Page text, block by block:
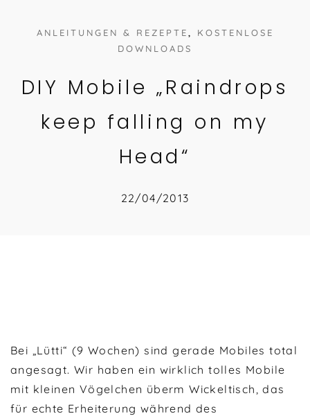
ANLEITUNGEN & REZEPTE , KOSTENLOSE
DOWNLOADS
DIY Mobile „Raindrops
keep falling on my
Head“
22/04/2013
Bei „Lütti“ (9 Wochen) sind gerade Mobiles total
angesagt. Wir haben ein wirklich tolles Mobile
mit kleinen Vögelchen überm Wickeltisch, das
für echte Erheiterung während des